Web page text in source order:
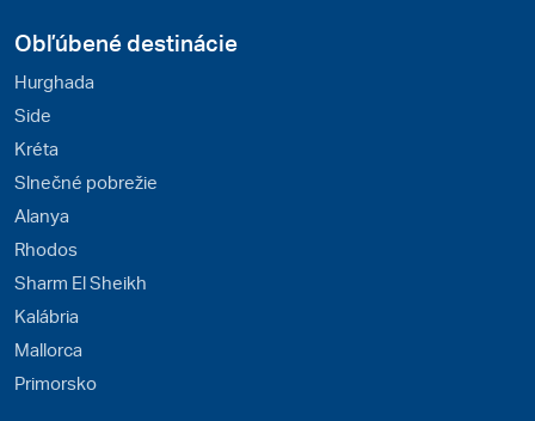
Obľúbené destinácie
Hurghada
Side
Kréta
Slnečné pobrežie
Alanya
Rhodos
Sharm El Sheikh
Kalábria
Mallorca
Primorsko